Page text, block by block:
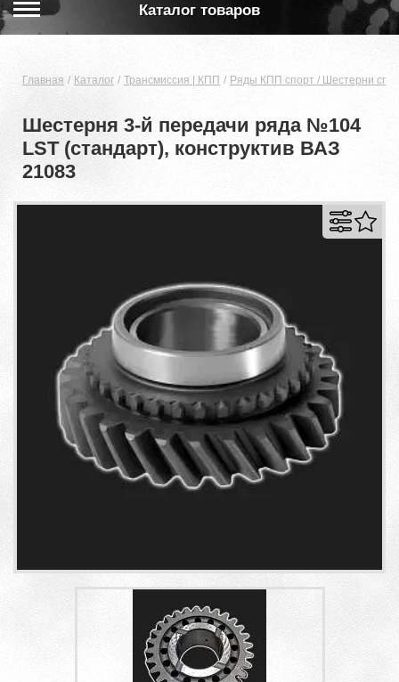
Каталог товаров
Главная Каталог Трансмиссия | КПП Ряды КПП спорт / Шестерни
Шестерня 3-й передачи ряда №104
LST (стандарт), конструктив ВАЗ
21083